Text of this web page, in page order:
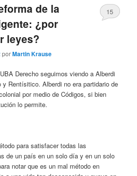
de la
¿por
leyes?
porMartin Krause
15
Derecho seguimos viendo a Alberdi
Rentísitico. Alberdi no era partidario de
por medio de Códigos, si bien
lo permite.
para satisfacer todas las
de un país en un solo día y en un solo
notar que es un mal método en